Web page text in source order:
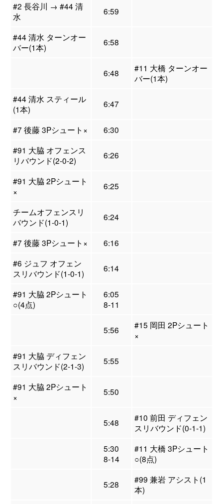
#2 長谷川 → #44 清
水
6:59
#44 清水 ターンオー
バー(1本)
6:58
6:48
#11 大橋 ターンオー
バー(1本)
#44 清水 スティール
(1本)
6:47
#7 後藤 3Pシュート×
6:30
#91 大脇 オフェンス
リバウンド(2-0-2)
6:26
#91 大脇 2Pシュート
×
6:25
チームオフェンスリ
バウンド(1-0-1)
6:24
#7 後藤 3Pシュート×
6:16
#6 ジュフ オフェン
スリバウンド(1-0-1)
6:14
#91 大脇 2Pシュート
○(4点)
6:05
8-11
5:56
#15 岡田 2Pシュート
×
#91 大脇 ディフェン
スリバウンド(2-1-3)
5:55
#91 大脇 2Pシュート
×
5:50
5:48
#10 前田 ディフェン
スリバウンド(0-1-1)
5:30
8-14
#11 大橋 3Pシュート
○(8点)
5:28
#99 兼岩 アシスト(1
本)